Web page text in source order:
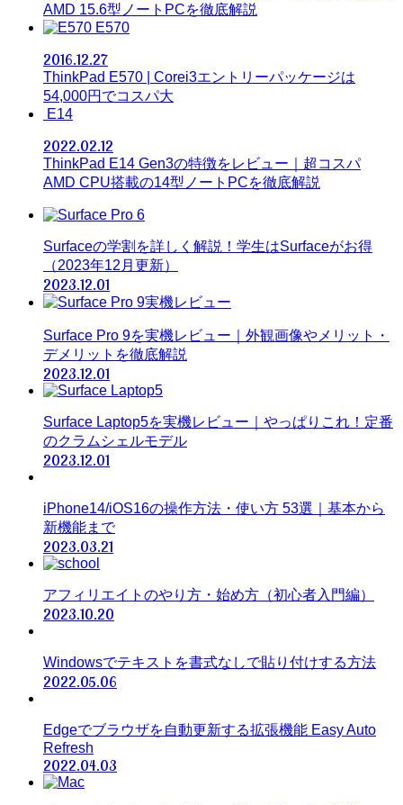
AMD 15.6型ノートPCを徹底解説
E570
2016.12.27
ThinkPad E570 | Corei3エントリーパッケージは
54,000円でコスパ大
E14
2022.02.12
ThinkPad E14 Gen3の特徴をレビュー｜超コスパ
AMD CPU搭載の14型ノートPCを徹底解説
Surfaceの学割を詳しく解説！学生はSurfaceがお得
（2023年12月更新）
2023.12.01
Surface Pro 9を実機レビュー｜外観画像やメリット・
デメリットを徹底解説
2023.12.01
Surface Laptop5を実機レビュー｜やっぱりこれ！定番
のクラムシェルモデル
2023.12.01
iPhone14/iOS16の操作方法・使い方 53選｜基本から
新機能まで
2023.03.21
アフィリエイトのやり方・始め方（初心者入門編）
2023.10.20
Windowsでテキストを書式なしで貼り付けする方法
2022.05.06
Edgeでブラウザを自動更新する拡張機能 Easy Auto
Refresh
2022.04.03